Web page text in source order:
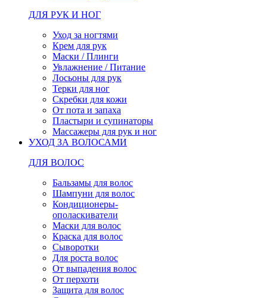
ДЛЯ РУК И НОГ
Уход за ногтями
Крем для рук
Маски / Плинги
Увлажнение / Питание
Лосьоны для рук
Терки для ног
Скребки для кожи
От пота и запаха
Пластыри и супинаторы
Массажеры для рук и ног
УХОД ЗА ВОЛОСАМИ
ДЛЯ ВОЛОС
Бальзамы для волос
Шампуни для волос
Кондиционеры-
ополаскиватели
Маски для волос
Краска для волос
Сыворотки
Для роста волос
От выпадения волос
От перхоти
Защита для волос